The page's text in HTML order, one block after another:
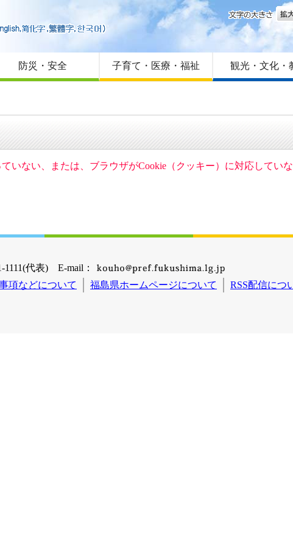
はじめての方へ
Foreign language
サイトマップ
文字
防災・安全 子育て・医療・福祉 観光・文化・
いない、または、ブラウザがCookie（クッキー）に対応してい
代表) E-mail：
項などについて 福島県ホームページについて
RSS配信につ